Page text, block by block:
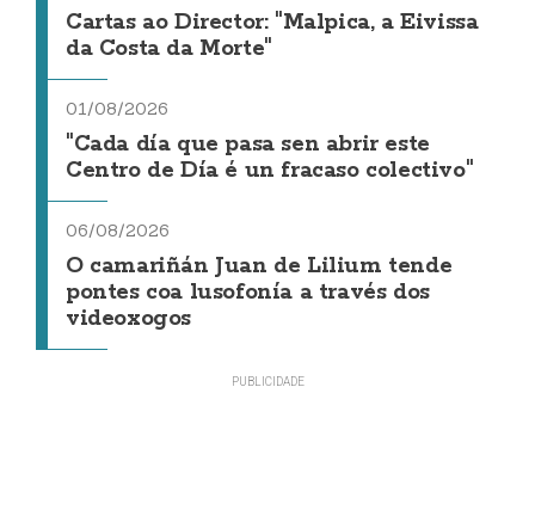
Cartas ao Director: "Malpica, a Eivissa
da Costa da Morte"
01/08/2026
"Cada día que pasa sen abrir este
Centro de Día é un fracaso colectivo"
06/08/2026
O camariñán Juan de Lilium tende
pontes coa lusofonía a través dos
videoxogos